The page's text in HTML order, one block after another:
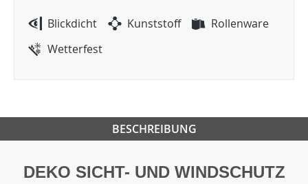
Blickdicht Kunststoff
Rollenware
Wetterfest
BESCHREIBUNG
DEKO SICHT- UND WINDSCHUTZ